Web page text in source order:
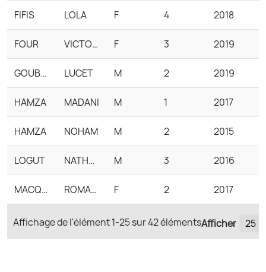
FIFIS LOLA F 4 2018
FOUR VICTORIA F 3 2019
GOUBY BESEYRRE LUCET M 2 2019
HAMZA MADANI M 1 2017
HAMZA NOHAM M 2 2015
LOGUT NATHAN M 3 2016
MACQUART ROMANE F 2 2017
Affichage de l'élément1-25sur42élémentsAfficher